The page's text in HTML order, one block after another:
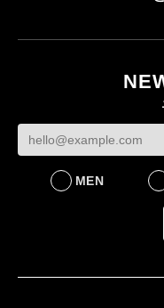
MEN